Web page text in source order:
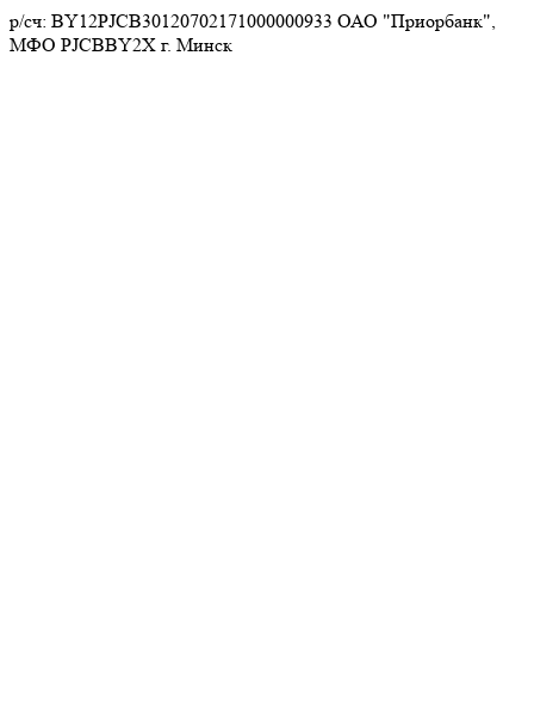
р/сч: BY12PJCB30120702171000000933 ОАО "Приорбанк",
МФО PJCBBY2X г. Минск